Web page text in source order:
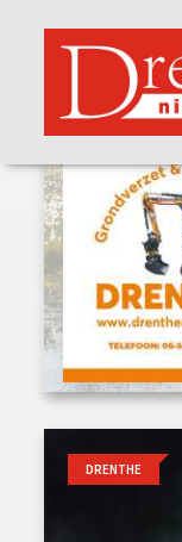
DRENTHE